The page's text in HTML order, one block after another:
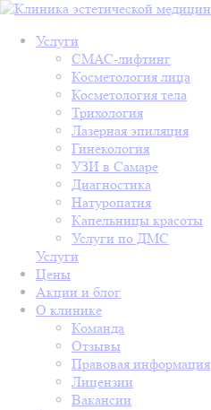
Услуги
СМАС-лифтинг
Косметология лица
Косметология тела
Трихология
Лазерная эпиляция
Гинекология
УЗИ в Самаре
Диагностика
Натуропатия
Капельницы красоты
Услуги по ДМС
Услуги
Цены
Акции и блог
О клинике
Команда
Отзывы
Правовая информация
Лицензии
Вакансии